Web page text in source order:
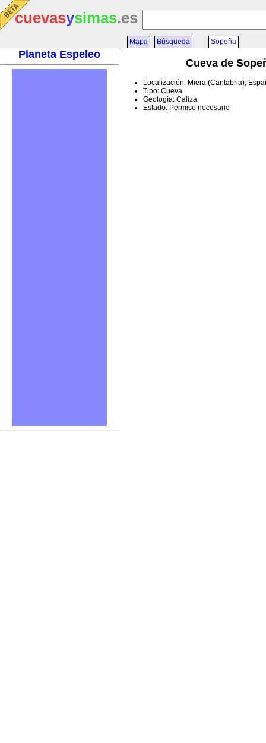
cuevasysimas.es
Planeta Espeleo
Mapa Búsqueda Sopeña
Cueva de
Localización: Miera (Cantabria),
Tipo: Cueva
Geología: Caliza
Estado: Permiso necesario